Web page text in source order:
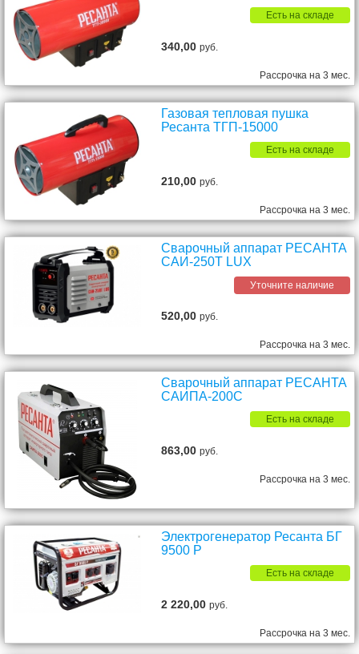
Есть на складе
340,00руб.
Рассрочка на 3 мес.
Газовая тепловая пушка
Ресанта ТГП-15000
Есть на складе
210,00руб.
Рассрочка на 3 мес.
Сварочный аппарат РЕСАНТА
САИ-250T LUX
Уточните наличие
520,00руб.
Рассрочка на 3 мес.
Сварочный аппарат РЕСАНТА
САИПА-200C
Есть на складе
863,00руб.
Рассрочка на 3 мес.
Электрогенератор Ресанта БГ
9500 Р
Есть на складе
2 220,00руб.
Рассрочка на 3 мес.